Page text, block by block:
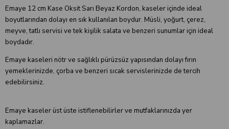
Emaye 12 cm Kase Oksit Sarı Beyaz Kordon, kaseler içinde ideal
boyutlarından dolayı en sık kullanılan boydur. Müsli, yoğurt, çerez,
meyve, tatlı servisi ve tek kişilik salata ve benzeri sunumlar için ideal
boydadır.
Emaye kaseleri nötr ve sağlıklı pürüzsüz yapısından dolayı fırın
yemeklerinizde, çorba ve benzeri sıcak servislerinizde de tercih
edebilirsiniz.
Emaye kaseler üst üste istiflenebilirler ve mutfaklarınızda yer
kaplamazlar.